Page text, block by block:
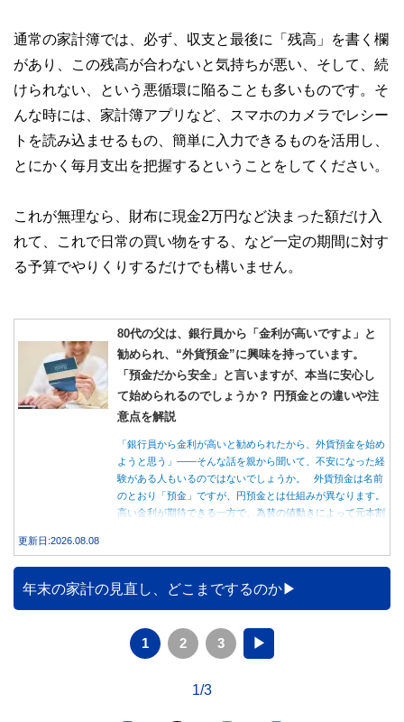
通常の家計簿では、必ず、収支と最後に「残高」を書く欄
があり、この残高が合わないと気持ちが悪い、そして、続
けられない、という悪循環に陥ることも多いものです。そ
んな時には、家計簿アプリなど、スマホのカメラでレシー
トを読み込ませるもの、簡単に入力できるものを活用し、
とにかく毎月支出を把握するということをしてください。
これが無理なら、財布に現金2万円など決まった額だけ入
れて、これで日常の買い物をする、など一定の期間に対す
る予算でやりくりするだけでも構いません。
80代の父は、銀行員から「金利が高いですよ」と
勧められ、“外貨預金”に興味を持っています。
「預金だから安全」と言いますが、本当に安心し
て始められるのでしょうか？ 円預金との違いや注
意点を解説
「銀行員から金利が高いと勧められたから、外貨預金を始め
ようと思う」――そんな話を親から聞いて、不安になった経
験がある人もいるのではないでしょうか。 外貨預金は名前
のとおり「預金」ですが、円預金とは仕組みが異なります。
高い金利が期待できる一方で、為替の値動きによって元本割
更新日:2026.08.08
年末の家計の見直し、どこまでするのか
1 2 3 ▶
1/3